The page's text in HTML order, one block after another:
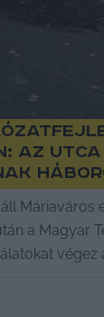
az utca
Máriaváros
a Magyar
végez